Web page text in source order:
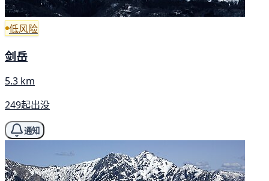
低风险
剑岳
5.3 km
249起出没
通知